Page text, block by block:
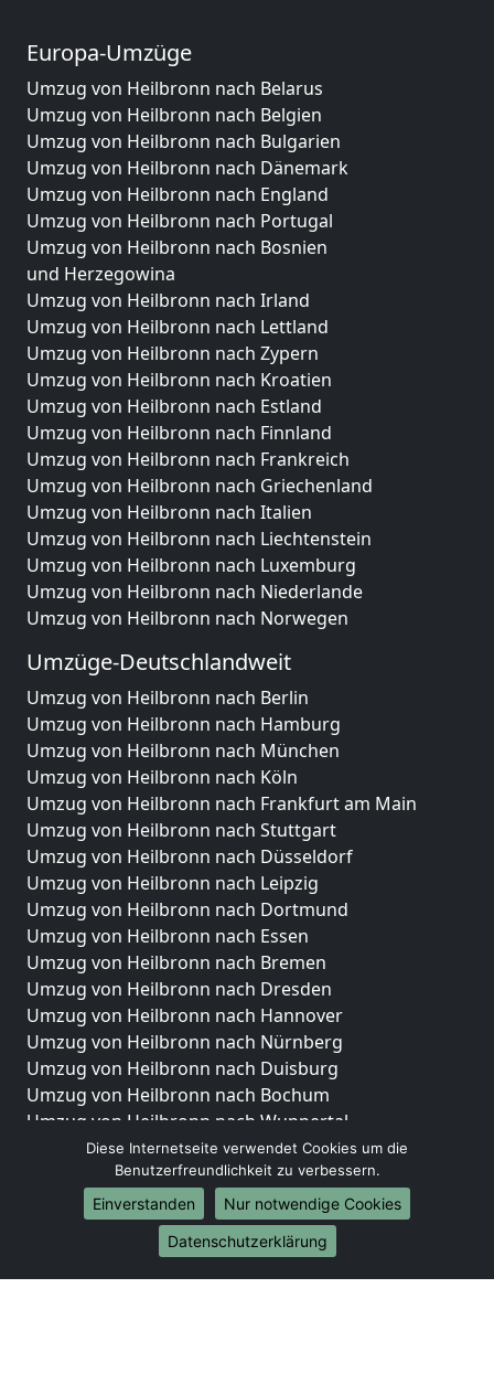
Europa-Umzüge
Umzug von Heilbronn nach Belarus
Umzug von Heilbronn nach Belgien
Umzug von Heilbronn nach Bulgarien
Umzug von Heilbronn nach Dänemark
Umzug von Heilbronn nach England
Umzug von Heilbronn nach Portugal
Umzug von Heilbronn nach Bosnien
und Herzegowina
Umzug von Heilbronn nach Irland
Umzug von Heilbronn nach Lettland
Umzug von Heilbronn nach Zypern
Umzug von Heilbronn nach Kroatien
Umzug von Heilbronn nach Estland
Umzug von Heilbronn nach Finnland
Umzug von Heilbronn nach Frankreich
Umzug von Heilbronn nach Griechenland
Umzug von Heilbronn nach Italien
Umzug von Heilbronn nach Liechtenstein
Umzug von Heilbronn nach Luxemburg
Umzug von Heilbronn nach Niederlande
Umzug von Heilbronn nach Norwegen
Umzüge-Deutschlandweit
Umzug von Heilbronn nach Berlin
Umzug von Heilbronn nach Hamburg
Umzug von Heilbronn nach München
Umzug von Heilbronn nach Köln
Umzug von Heilbronn nach Frankfurt am Main
Umzug von Heilbronn nach Stuttgart
Umzug von Heilbronn nach Düsseldorf
Umzug von Heilbronn nach Leipzig
Umzug von Heilbronn nach Dortmund
Umzug von Heilbronn nach Essen
Umzug von Heilbronn nach Bremen
Umzug von Heilbronn nach Dresden
Umzug von Heilbronn nach Hannover
Umzug von Heilbronn nach Nürnberg
Umzug von Heilbronn nach Duisburg
Umzug von Heilbronn nach Bochum
Umzug von Heilbronn nach Wuppertal
Umzug von Heilbronn nach Bielefeld
Umzug von Heilbronn nach Bonn
Umzug von Heilbronn nach Münster
Internationale-Umzüge
Umzug von Heilbronn nach Brasilien
Diese Internetseite verwendet Cookies um die
Benutzerfreundlichkeit zu verbessern.
Einverstanden
Nur notwendige Cookies
Datenschutzerklärung